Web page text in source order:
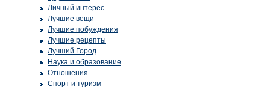
Личный интерес
Лучшие вещи
Лучшие побуждения
Лучшие рецепты
Лучший Город
Наука и образование
Отношения
Спорт и туризм